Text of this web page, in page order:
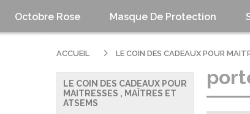
Octobre Rose Masque De Protection
LE COIN DES CADEAUX POUR
MAITRESSES , MAÎTRES ET
ATSEMS
ACCUEIL LE COIN DES CADEAUX POUR